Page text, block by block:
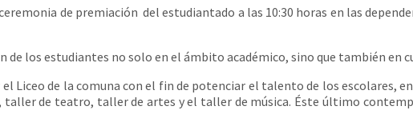
de premiación del estudiantado a las 10:30 horas en las
los estudiantes no solo en el ámbito académico, sino que también en
de la comuna con el fin de potenciar el talento de los escolares,
de teatro, taller de artes y el taller de música. Éste último